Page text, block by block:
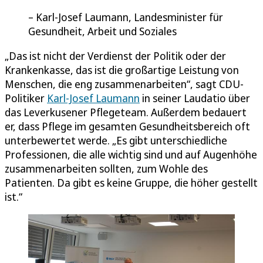
Karl-Josef Laumann, Landesminister für
Gesundheit, Arbeit und Soziales
„Das ist nicht der Verdienst der Politik oder der
Krankenkasse, das ist die großartige Leistung von
Menschen, die eng zusammenarbeiten“, sagt CDU-
Politiker Karl-Josef Laumann in seiner Laudatio über
das Leverkusener Pflegeteam. Außerdem bedauert
er, dass Pflege im gesamten Gesundheitsbereich oft
unterbewertet werde. „Es gibt unterschiedliche
Professionen, die alle wichtig sind und auf Augenhöhe
zusammenarbeiten sollten, zum Wohle des
Patienten. Da gibt es keine Gruppe, die höher gestellt
ist.“